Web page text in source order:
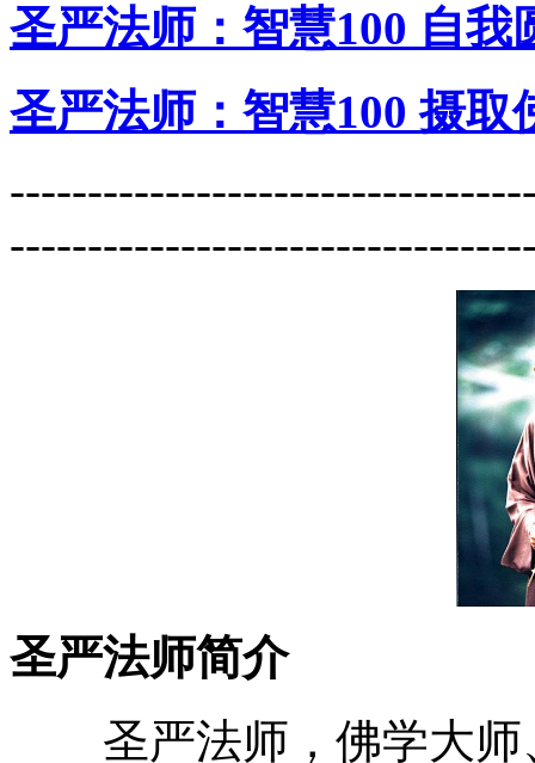
圣严法师：智慧100 自我
圣严法师：智慧100 摄取
圣严法师简介
圣严法师，佛学大师